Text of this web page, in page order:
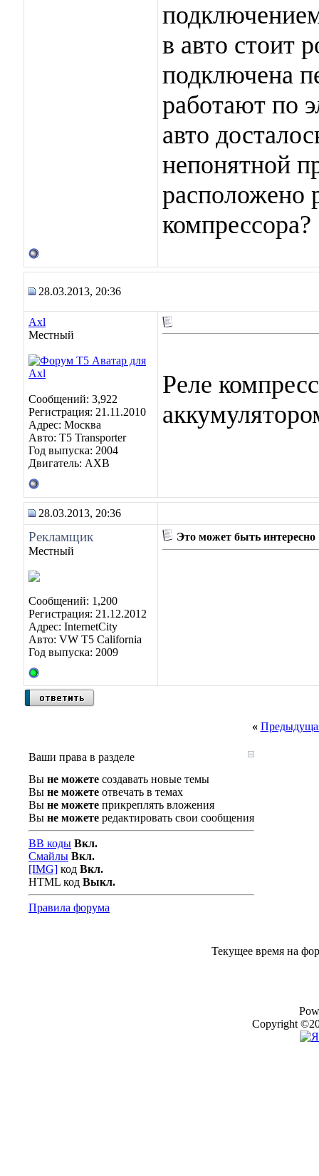
в авто стоит
подключена
работают по
авто
непонятной
расположено
компрессора?
28.03.2013, 20:36
Axl
Местный
Сообщений: 3,922
Регистрация: 21.11.2010
Адрес: Москва
Авто: Т5 Transporter
Год выпуска: 2004
Двигатель: АХВ
Реле
28.03.2013, 20:36
Рекламщик
Местный
Сообщений: 1,200
Регистрация: 21.12.2012
Адрес: InternetCity
Авто: VW T5 California
Год выпуска: 2009
Это может быть интересно
«
Ваши права в разделе
Вы не можете создавать новые темы
Вы не можете отвечать в темах
Вы не можете прикреплять вложения
Вы не можете редактировать свои сообщения
BB коды Вкл.
Смайлы Вкл.
[IMG] код Вкл.
HTML код Выкл.
Правила форума
Текущее время на
Copyright